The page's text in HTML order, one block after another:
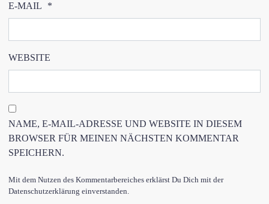
E-MAIL *
WEBSITE
NAME, E-MAIL-ADRESSE UND WEBSITE IN DIESEM
BROWSER FÜR MEINEN NÄCHSTEN KOMMENTAR
SPEICHERN.
Mit dem Nutzen des Kommentarbereiches erklärst Du Dich mit der
Datenschutzerklärung einverstanden.